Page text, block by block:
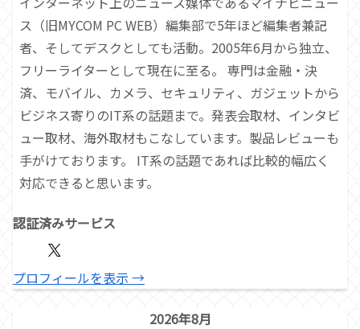
ス（旧MYCOM PC WEB）編集部で5年ほど編集者兼記
者、そしてデスクとしても活動。2005年6月から独立、
フリーライターとして現在に至る。 専門は金融・決
済、モバイル、カメラ、セキュリティ、ガジェットから
ビジネス寄りのIT系の話題まで。発表会取材、インタビ
ュー取材、海外取材もこなしています。製品レビューも
手がけております。 IT系の話題であれば比較的幅広く
対応できると思います。
認証済みサービス
プロフィールを表示 →
2026年8月